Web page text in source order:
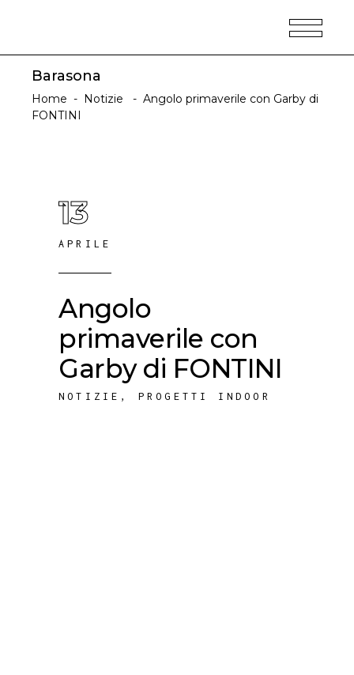
Barasona
Home - Notizie - Angolo primaverile con Garby di
FONTINI
13
APRILE
Angolo
primaverile con
Garby di FONTINI
NOTIZIE , PROGETTI INDOOR